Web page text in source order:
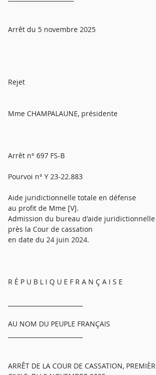
Arrêt du 5 novembre 2025
Rejet
Mme CHAMPALAUNE, présidente
Arrêt n° 697 FS-B
Pourvoi n° Y 23-22.883
Aide juridictionnelle totale en défense
au profit de Mme [V].
Admission du bureau d'aide juridictionnelle
près la Cour de cassation
en date du 24 juin 2024.
R É P U B L I Q U E F R A N Ç A I S E
AU NOM DU PEUPLE FRANÇAIS
ARRÊT DE LA COUR DE CASSATION,